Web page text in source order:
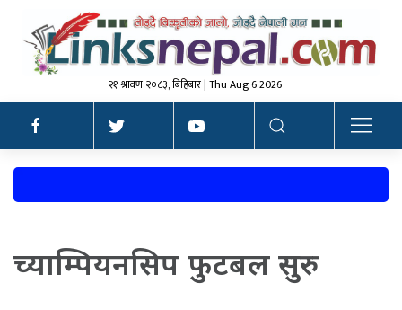
२१ श्रावण २०८३, बिहिबार | Thu Aug 6 2026
च्याम्पियनसिप फुटबल सुरु